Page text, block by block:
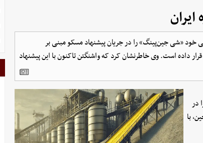
خود «شی جین‌پینگ» را در جریان پیشنهاد مسکو مبنی بر
داده است. وی خاطرنشان کرد که واشنگتن تاکنون با این پیشنهاد
در
با